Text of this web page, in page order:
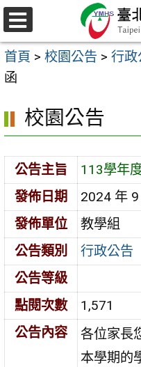
跳
至
主
要
容
區
選
單
首頁 > 校園公告 > 行政
函
校園公告
公告主旨
113學年
發佈日期
2024 年
發佈單位
教學組
公告類別
行政公告
公告等級
點閱次數
1,571
公告內容
各位家長
本學期的